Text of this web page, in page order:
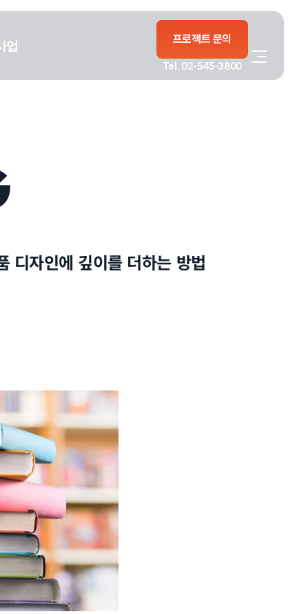
업 프로젝트 문의
Tel. 02-545-3800
디자인에 깊이를 더하는 방법